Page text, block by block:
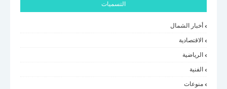
التسميات
أخبار الشمال
الاقتصادية
الرياضية
الفنية
منوعات